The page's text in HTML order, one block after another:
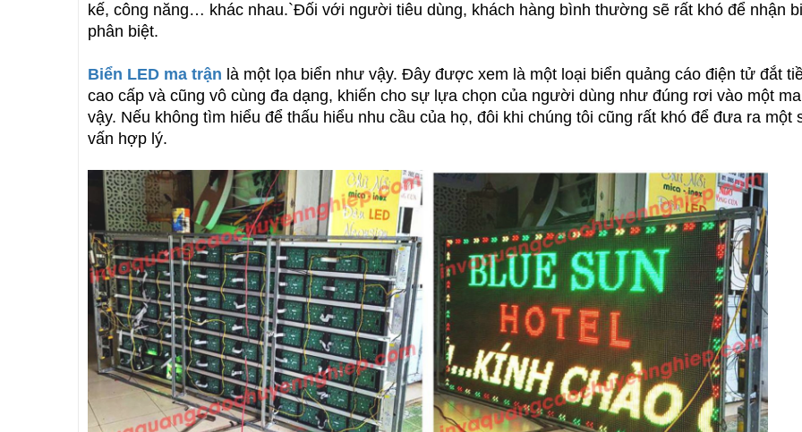
kế, công năng… khác nhau.`Đối với người tiêu dùng, khách hàng bình thường sẽ rất khó để nhận
phân biệt.
Biển LED ma trận là một lọa biển như vậy. Đây được xem là một loại biển quảng cáo điện tử đắt
cao cấp và cũng vô cùng đa dạng, khiến cho sự lựa chọn của người dùng như đúng rơi vào một
vậy. Nếu không tìm hiểu để thấu hiểu nhu cầu của họ, đôi khi chúng tôi cũng rất khó để đưa ra một
vấn hợp lý.